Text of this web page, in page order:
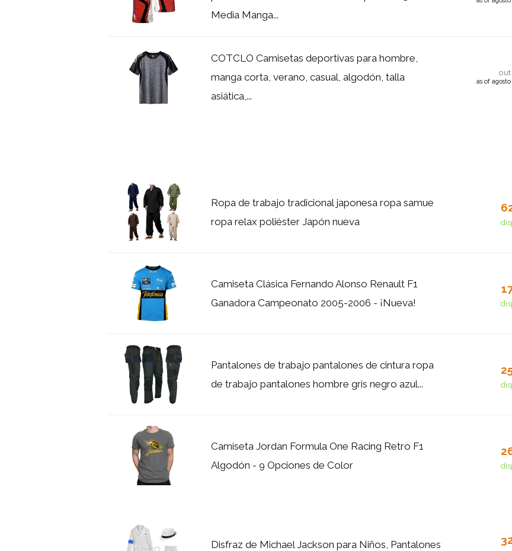
Media Manga...
COTCLO Camisetas deportivas para hombre,
manga corta, verano, casual, algodón, talla
asiática,...
out
as of agosto
Ropa de trabajo tradicional japonesa ropa samue
ropa relax poliéster Japón nueva
Camiseta Clásica Fernando Alonso Renault F1
Ganadora Campeonato 2005-2006 - ¡Nueva!
Pantalones de trabajo pantalones de cintura ropa
de trabajo pantalones hombre gris negro azul...
Camiseta Jordan Formula One Racing Retro F1
Algodón - 9 Opciones de Color
Disfraz de Michael Jackson para Niños, Pantalones